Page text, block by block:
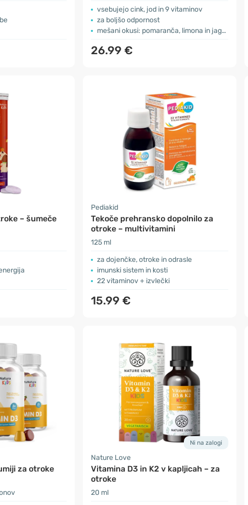
vsebujejo cink, jod in 9 vitaminov
za boljšo odpornost
mešani okusi: pomaranča, limona in jagoda
26.99 €
– šumeče
Pediakid
Tekoče prehransko dopolnilo za
otroke – multivitamini
125 ml
za dojenčke, otroke in odrasle
imunski sistem in kosti
22 vitaminov + izvlečki
15.99 €
za otroke
Ni na zalogi
Nature Love
Vitamina D3 in K2 v kapljicah – za
otroke
20 ml